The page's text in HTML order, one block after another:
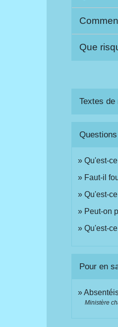
Que
Textes de
Qu'est-
Faut-il
Qu'est-
Peut-on
Qu'est-
Pour en
Ministère